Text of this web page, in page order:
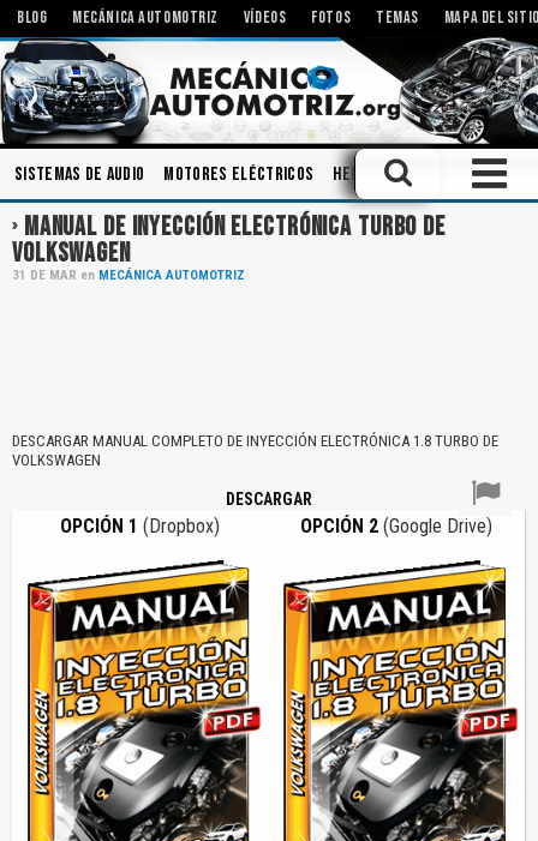
BLOG MECÁNICA AUTOMOTRIZ VÍDEOS FOTOS TEMAS MAPA DEL
Sistemas de Audio Motores Eléctricos Herramientas Mecanismos
MANUAL DE INYECCIÓN ELECTRÓNICA TURBO DE
VOLKSWAGEN
31 DE MAR en MECÁNICA AUTOMOTRIZ
DESCARGAR MANUAL COMPLETO DE INYECCIÓN ELECTRÓNICA 1.8 TURBO DE
VOLKSWAGEN
DESCARGAR
OPCIÓN 1 (Dropbox) OPCIÓN 2 (Google Drive)